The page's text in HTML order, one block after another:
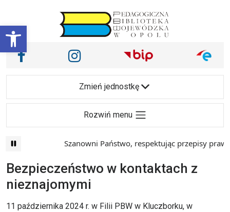
Otwórz pasek narzędzi
Main Navigation
Nasze media społecznościowe i inne
Facebook Instagram
Zmień jednostkę
Rozwiń menu
Szanowni Państwo, respektując przepisy prawa i
Bezpieczeństwo w kontaktach z
nieznajomymi
11 października 2024 r. w Filii PBW w Kluczborku, w